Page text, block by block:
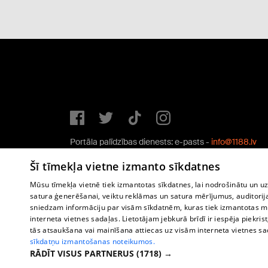
Portāla palīdzības dienests: e-pasts - info@1188.lv
Copyright © 2004-2026 SIA HELIO MEDIA.
Šī tīmekļa vietne izmanto sīkdatnes
Mūsu tīmekļa vietnē tiek izmantotas sīkdatnes, lai nodrošinātu un
satura ģenerēšanai, veiktu reklāmas un satura mērījumus,
sniedzam informāciju par visām sīkdatnēm, kuras tiek izmantotas
interneta vietnes sadaļas. Lietotājam jebkurā brīdī ir iespēja
tās atsaukšana vai mainīšana attiecas uz visām interneta vietnes
sīkdatņu izmantošanas noteikumos.
RĀDĪT VISUS PARTNERUS (1718) →